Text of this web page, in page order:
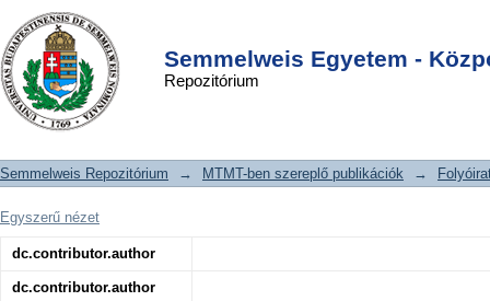
Semmelweis Egyetem -
Repozitórium
Possibilities of kinetic imaging in the
observation of bird embryos in non-
invasive ecotoxicological studies
DSpace/Manakin Repository
Semmelweis Repozitórium → MTMT-ben szereplő publikációk →
Egyszerű nézet
dc.contributor.author
dc.contributor.author